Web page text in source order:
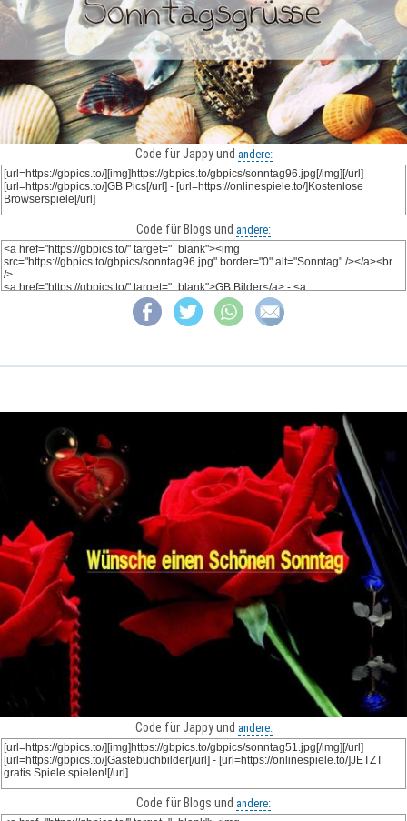
Code für Jappy und andere:
Code für Blogs und andere:
Code für Jappy und andere:
Code für Blogs und andere: